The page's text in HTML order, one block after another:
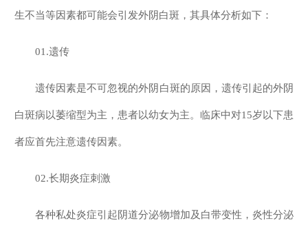
生不当等因素都可能会引发外阴白斑，其具体分析如下：
01.遗传
遗传因素是不可忽视的外阴白斑的原因，遗传引起的外阴
白斑病以萎缩型为主，患者以幼女为主。临床中对15岁以下患
者应首先注意遗传因素。
02.长期炎症刺激
各种私处炎症引起阴道分泌物增加及白带变性，炎性分泌